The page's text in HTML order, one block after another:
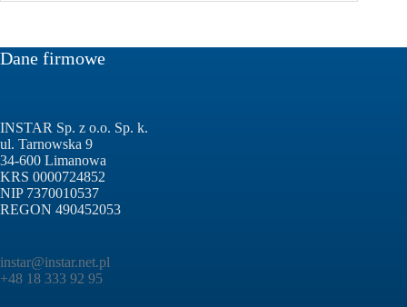
Dane firmowe
INSTAR Sp. z o.o. Sp. k.
ul. Tarnowska 9
34-600 Limanowa
KRS 0000724852
NIP 7370010537
REGON 490452053
instar@instar.net.pl
+48 18 333 92 95